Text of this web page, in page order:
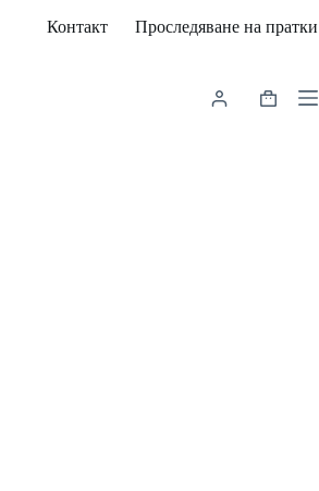
Контакт Проследяване на пратки
Shopping